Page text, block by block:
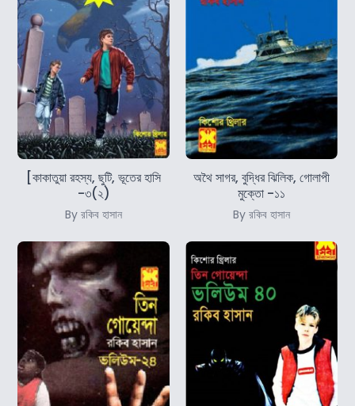
[কাকাতুয়া রহস্য, ছুটি, ভূতের হাসি
-৩(২)
By রকিব হাসান
অথৈ সাগর, বুদ্ধির ঝিলিক, গোলাপী
মুক্তো -১১
By রকিব হাসান